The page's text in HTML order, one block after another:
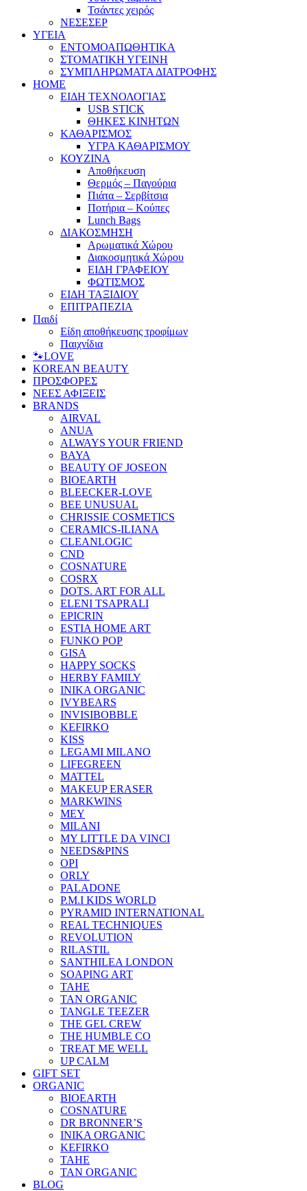
Τσάντες χειρός
ΝΕΣΕΣΕΡ
ΥΓΕΙΑ
ΕΝΤΟΜΟΑΠΩΘΗΤΙΚΑ
ΣΤΟΜΑΤΙΚΗ ΥΓΕΙΝΗ
ΣΥΜΠΛΗΡΩΜΑΤΑ ΔΙΑΤΡΟΦΗΣ
HOME
ΕΙΔΗ ΤΕΧΝΟΛΟΓΙΑΣ
USB STICK
ΘΗΚΕΣ ΚΙΝΗΤΩΝ
ΚΑΘΑΡΙΣΜΟΣ
ΥΓΡΑ ΚΑΘΑΡΙΣΜΟΥ
ΚΟΥΖΙΝΑ
Αποθήκευση
Θερμός – Παγούρια
Πιάτα – Σερβίτσια
Ποτήρια – Κούπες
Lunch Bags
ΔΙΑΚΟΣΜΗΣΗ
Αρωματικά Χώρου
Διακοσμητικά Χώρου
ΕΙΔΗ ΓΡΑΦΕΙΟΥ
ΦΩΤΙΣΜΟΣ
ΕΙΔΗ ΤΑΞΙΔΙΟΥ
ΕΠΙΤΡΑΠΕΖΙΑ
Παιδί
Είδη αποθήκευσης τροφίμων
Παιχνίδια
🐾LOVE
KOREAN BEAUTY
ΠΡΟΣΦΟΡΕΣ
ΝΕΕΣ ΑΦΙΞΕΙΣ
BRANDS
AIRVAL
ANUA
ALWAYS YOUR FRIEND
BAYA
BEAUTY OF JOSEON
BIOEARTH
BLEECKER-LOVE
BEE UNUSUAL
CHRISSIE COSMETICS
CERAMICS-ILIANA
CLEANLOGIC
CND
COSNATURE
COSRX
DOTS. ART FOR ALL
ELENI TSAPRALI
EPICRIN
ESTIA HOME ART
FUNKO POP
GISA
HAPPY SOCKS
HERBY FAMILY
INIKA ORGANIC
IVYBEARS
INVISIBOBBLE
KEFIRKO
KISS
LEGAMI MILANO
LIFEGREEN
MATTEL
MAKEUP ERASER
MARKWINS
MEY
MILANI
MY LITTLE DA VINCI
NEEDS&PINS
OPI
ORLY
PALADONE
P.M.I KIDS WORLD
PYRAMID INTERNATIONAL
REAL TECHNIQUES
REVOLUTION
RILASTIL
SANTHILEA LONDON
SOAPING ART
TAHE
TAN ORGANIC
TANGLE TEEZER
THE GEL CREW
THE HUMBLE CO
TREAT ME WELL
UP CALM
GIFT SET
ORGANIC
BIOEARTH
COSNATURE
DR BRONNER’S
INIKA ORGANIC
KEFIRKO
TAHE
TAN ORGANIC
BLOG